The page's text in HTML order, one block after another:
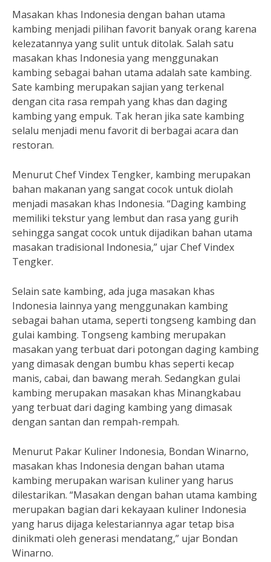
Masakan khas Indonesia dengan bahan utama
kambing menjadi pilihan favorit banyak orang karena
kelezatannya yang sulit untuk ditolak. Salah satu
masakan khas Indonesia yang menggunakan
kambing sebagai bahan utama adalah sate kambing.
Sate kambing merupakan sajian yang terkenal
dengan cita rasa rempah yang khas dan daging
kambing yang empuk. Tak heran jika sate kambing
selalu menjadi menu favorit di berbagai acara dan
restoran.
Menurut Chef Vindex Tengker, kambing merupakan
bahan makanan yang sangat cocok untuk diolah
menjadi masakan khas Indonesia. “Daging kambing
memiliki tekstur yang lembut dan rasa yang gurih
sehingga sangat cocok untuk dijadikan bahan utama
masakan tradisional Indonesia,” ujar Chef Vindex
Tengker.
Selain sate kambing, ada juga masakan khas
Indonesia lainnya yang menggunakan kambing
sebagai bahan utama, seperti tongseng kambing dan
gulai kambing. Tongseng kambing merupakan
masakan yang terbuat dari potongan daging kambing
yang dimasak dengan bumbu khas seperti kecap
manis, cabai, dan bawang merah. Sedangkan gulai
kambing merupakan masakan khas Minangkabau
yang terbuat dari daging kambing yang dimasak
dengan santan dan rempah-rempah.
Menurut Pakar Kuliner Indonesia, Bondan Winarno,
masakan khas Indonesia dengan bahan utama
kambing merupakan warisan kuliner yang harus
dilestarikan. “Masakan dengan bahan utama kambing
merupakan bagian dari kekayaan kuliner Indonesia
yang harus dijaga kelestariannya agar tetap bisa
dinikmati oleh generasi mendatang,” ujar Bondan
Winarno.